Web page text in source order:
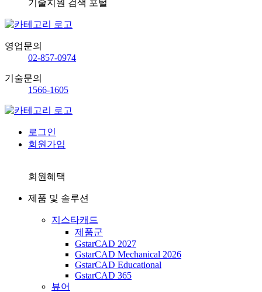
기술지원 검색 포털
영업문의
02-857-0974
기술문의
1566-1605
로그인
회원가입
회원혜택
제품 및 솔루션
지스타캐드
제품군
GstarCAD 2027
GstarCAD Mechanical 2026
GstarCAD Educational
GstarCAD 365
뷰어